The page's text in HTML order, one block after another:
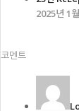
2025년 1
코멘트